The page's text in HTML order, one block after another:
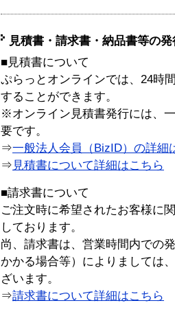
見積書・請求書・納品書等の
■見積書について
ぷらっとオンラインでは、24時
することができます。
※オンライン見積書発行には、
要です。
⇒一般法人会員（BizID）の詳細
⇒ 見積書について詳細はこちら
■請求書について
ご注文時に希望されたお客様に
しております。
尚、請求書は、営業時間内での
かかる場合等）によりましては
ざいます。
⇒請求書について詳細はこちら